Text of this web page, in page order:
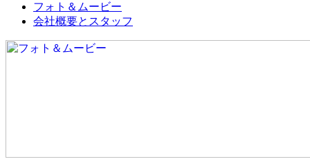
フォト＆ムービー
会社概要とスタッフ